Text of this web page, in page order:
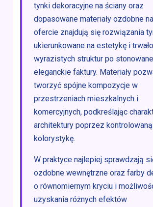
tynki dekoracyjne na ściany oraz
dopasowane materiały ozdobne
ofercie znajdują się rozwiązania
ukierunkowane na estetykę i
wyrazistych struktur po
eleganckie faktury. Materiały
tworzyć spójne kompozycje w
przestrzeniach mieszkalnych i
komercyjnych, podkreślając
architektury poprzez
kolorystykę.
W praktyce najlepiej sprawdzają
ozdobne wewnętrzne oraz farby
o równomiernym kryciu i
uzyskania różnych efektów